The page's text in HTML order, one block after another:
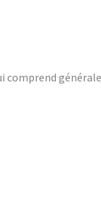
comprend